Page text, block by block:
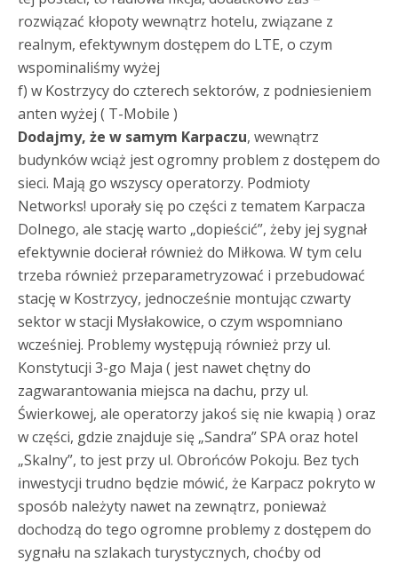
rozwiązać kłopoty wewnątrz hotelu, związane z
realnym, efektywnym dostępem do LTE, o czym
wspominaliśmy wyżej
f) w Kostrzycy do czterech sektorów, z podniesieniem
anten wyżej ( T-Mobile )
Dodajmy, że w samym Karpaczu, wewnątrz
budynków wciąż jest ogromny problem z dostępem do
sieci. Mają go wszyscy operatorzy. Podmioty
Networks! uporały się po części z tematem Karpacza
Dolnego, ale stację warto „dopieścić”, żeby jej sygnał
efektywnie docierał również do Miłkowa. W tym celu
trzeba również przeparametryzować i przebudować
stację w Kostrzycy, jednocześnie montując czwarty
sektor w stacji Mysłakowice, o czym wspomniano
wcześniej. Problemy występują również przy ul.
Konstytucji 3-go Maja ( jest nawet chętny do
zagwarantowania miejsca na dachu, przy ul.
Świerkowej, ale operatorzy jakoś się nie kwapią ) oraz
w części, gdzie znajduje się „Sandra” SPA oraz hotel
„Skalny”, to jest przy ul. Obrońców Pokoju. Bez tych
inwestycji trudno będzie mówić, że Karpacz pokryto w
sposób należyty nawet na zewnątrz, ponieważ
dochodzą do tego ogromne problemy z dostępem do
sygnału na szlakach turystycznych, choćby od